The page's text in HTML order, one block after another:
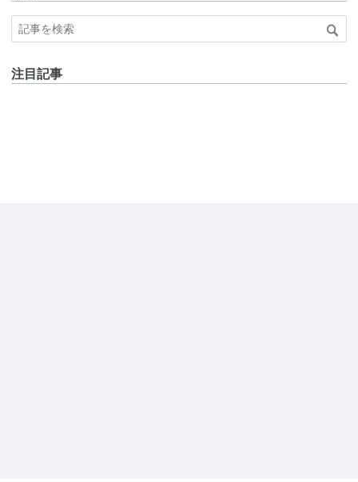
注目記事